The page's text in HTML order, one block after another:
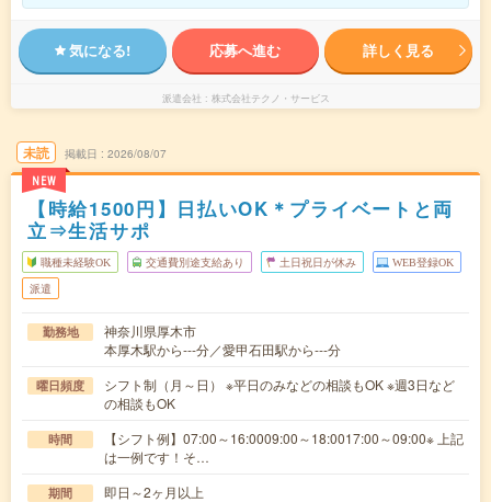
気になる! 応募へ進む 詳しく見る
派遣会社 株式会社テクノ・サービス
未読
NEW
掲載日 2026/08/07
【時給1500円】日払いOK＊プライベートと両
立⇒生活サポ
職種未経験OK 交通費別途支給あり 土日祝日が休み WEB登録OK
派遣
勤務地
神奈川県厚木市
本厚木駅から---分／愛甲石田駅から---分
曜日頻度
シフト制（月～日） ※平日のみなどの相談もOK ※週3日など
の相談もOK
時間
【シフト例】07:00～16:0009:00～18:0017:00～09:00※ 上記
は一例です！そ…
期間 即日～2ヶ月以上